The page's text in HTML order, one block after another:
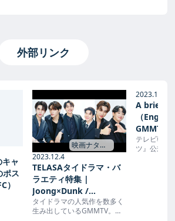
外部リンク
ャ
ポス
）
映画ナタリ
ー →
2023.12.4
TELASAタイドラマ・バ
ラエティ特集 |
Joong×Dunk /
First×Khaotung /
Perth×Chimonが語
タイドラマの人気作を数多く
生み出しているGMMTV。同
2023.10.27
A brief
（
GMMTV
on
Perth
テレビ朝日
ツ』公式ホ